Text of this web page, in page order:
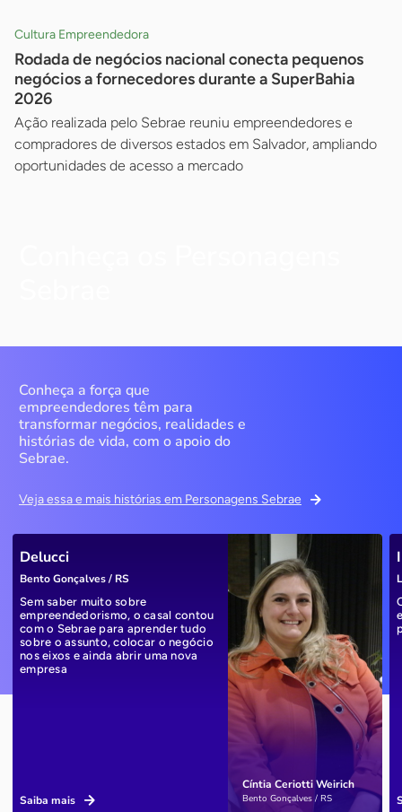
Cultura Empreendedora
Rodada de negócios nacional conecta pequenos
negócios a fornecedores durante a SuperBahia
2026
Ação realizada pelo Sebrae reuniu empreendedores e
compradores de diversos estados em Salvador, ampliando
oportunidades de acesso a mercado
Conheça a força que
empreendedores têm para
transformar negócios, realidades e
histórias de vida, com o apoio do
Sebrae.
Veja essa e mais histórias em Personagens Sebrae
Cíntia Ceriotti Weirich
Bento Gonçalves / RS
Delucci
Bento Gonçalves / RS
Sem saber muito sobre
empreendedorismo, o casal contou
com o Sebrae para aprender tudo
sobre o assunto, colocar o negócio
nos eixos e ainda abrir uma nova
empresa
Saiba mais